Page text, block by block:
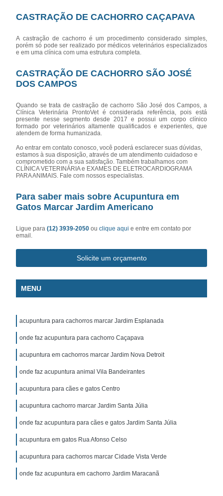
CASTRAÇÃO DE CACHORRO CAÇAPAVA
A castração de cachorro é um procedimento considerado simples,
porém só pode ser realizado por médicos veterinários especializados
e em uma clínica com uma estrutura completa.
CASTRAÇÃO DE CACHORRO SÃO JOSÉ
DOS CAMPOS
Quando se trata de castração de cachorro São José dos Campos, a
Clínica Veterinária ProntoVet é considerada referência, pois está
presente nesse segmento desde 2017 e possui um corpo clínico
formado por veterinários altamente qualificados e experientes, que
atendem de forma humanizada.
Ao entrar em contato conosco, você poderá esclarecer suas dúvidas,
estamos à sua disposição, através de um atendimento cuidadoso e
comprometido com a sua satisfação. Também trabalhamos com
CLÍNICA VETERINÁRIA e EXAMES DE ELETROCARDIOGRAMA
PARA ANIMAIS. Fale com nossos especialistas.
Para saber mais sobre Acupuntura em
Gatos Marcar Jardim Americano
Ligue para(12) 3939-2050ouclique aqui e entre em contato por
email.
Solicite um orçamento
MENU
acupuntura para cachorros marcar Jardim Esplanada
onde faz acupuntura para cachorro Caçapava
acupuntura em cachorros marcar Jardim Nova Detroit
onde faz acupuntura animal Vila Bandeirantes
acupuntura para cães e gatos Centro
acupuntura cachorro marcar Jardim Santa Júlia
onde faz acupuntura para cães e gatos Jardim Santa Júlia
acupuntura em gatos Rua Afonso Celso
acupuntura para cachorros marcar Cidade Vista Verde
onde faz acupuntura em cachorro Jardim Maracanã